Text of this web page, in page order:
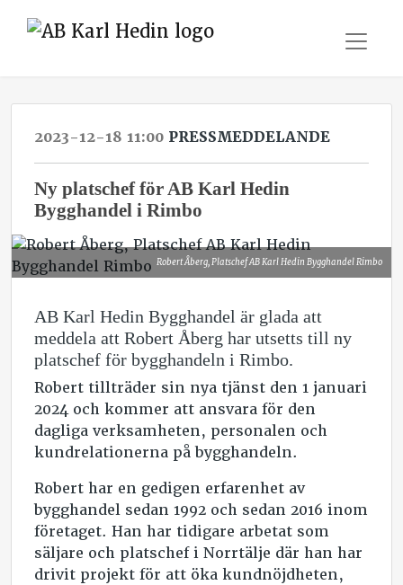
2023-12-18 11:00 PRESSMEDDELANDE
Ny platschef för AB Karl Hedin
Bygghandel i Rimbo
Robert Åberg, Platschef AB Karl Hedin Bygghandel Rimbo
AB Karl Hedin Bygghandel är glada att
meddela att Robert Åberg har utsetts till ny
platschef för bygghandeln i Rimbo.
Robert tillträder sin nya tjänst den 1 januari
2024 och kommer att ansvara för den
dagliga verksamheten, personalen och
kundrelationerna på bygghandeln.
Robert har en gedigen erfarenhet av
bygghandel sedan 1992 och sedan 2016 inom
företaget. Han har tidigare arbetat som
säljare och platschef i Norrtälje där han har
drivit projekt för att öka kundnöjdheten,